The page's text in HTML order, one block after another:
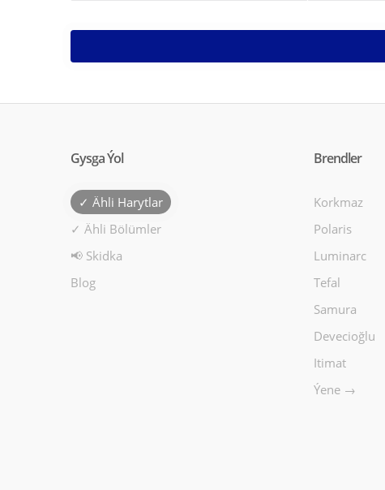
Gysga Ýol
✓ Ähli Harytlar
✓ Ähli Bölümler
📢 Skidka
Blog
Brendler
Korkmaz
Polaris
Luminarc
Tefal
Samura
Devecioğlu
Itimat
Ýene →